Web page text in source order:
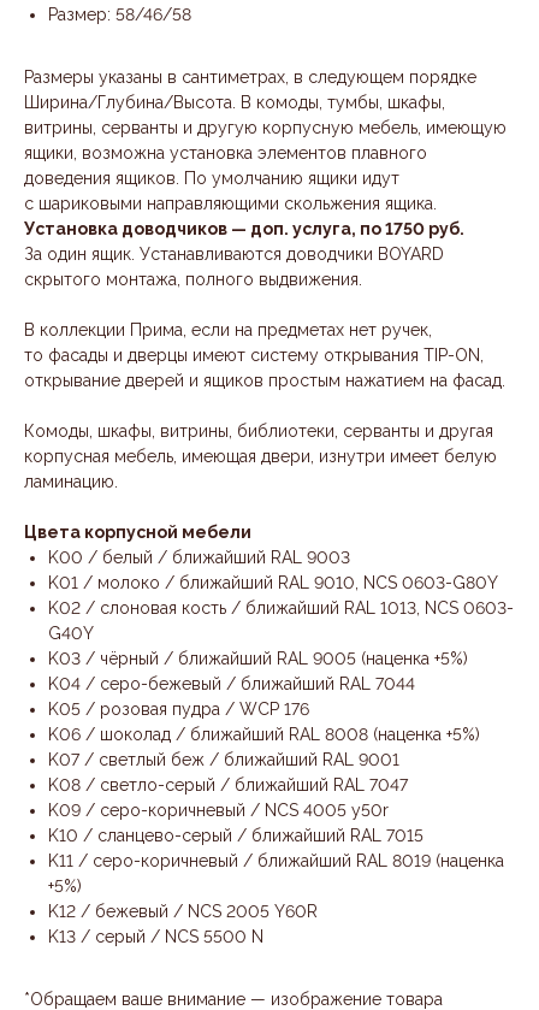
Размер: 58/46/58
Размеры указаны в сантиметрах, в следующем порядке
Ширина/Глубина/Высота. В комоды, тумбы, шкафы,
витрины, серванты и другую корпусную мебель, имеющую
ящики, возможна установка элементов плавного
доведения ящиков. По умолчанию ящики идут
с шариковыми направляющими скольжения ящика.
Установка доводчиков — доп. услуга, по 1750 руб.
За один ящик. Устанавливаются доводчики BOYARD
скрытого монтажа, полного выдвижения.
В коллекции Прима, если на предметах нет ручек,
то фасады и дверцы имеют систему открывания TIP-ON,
открывание дверей и ящиков простым нажатием на фасад.
Комоды, шкафы, витрины, библиотеки, серванты и другая
корпусная мебель, имеющая двери, изнутри имеет белую
ламинацию.
Цвета корпусной мебели
K00 / белый / ближайший RAL 9003
K01 / молоко / ближайший RAL 9010, NCS 0603-G80Y
K02 / слоновая кость / ближайший RAL 1013, NCS 0603-
G40Y
K03 / чёрный / ближайший RAL 9005 (наценка +5%)
K04 / серо-бежевый / ближайший RAL 7044
K05 / розовая пудра / WCP 176
K06 / шоколад / ближайший RAL 8008 (наценка +5%)
K07 / светлый беж / ближайший RAL 9001
K08 / светло-серый / ближайший RAL 7047
K09 / серо-коричневый / NCS 4005 y50r
K10 / сланцево-серый / ближайший RAL 7015
K11 / серо-коричневый / ближайший RAL 8019 (наценка
+5%)
K12 / бежевый / NCS 2005 Y60R
K13 / серый / NCS 5500 N
*Обращаем ваше внимание — изображение товара